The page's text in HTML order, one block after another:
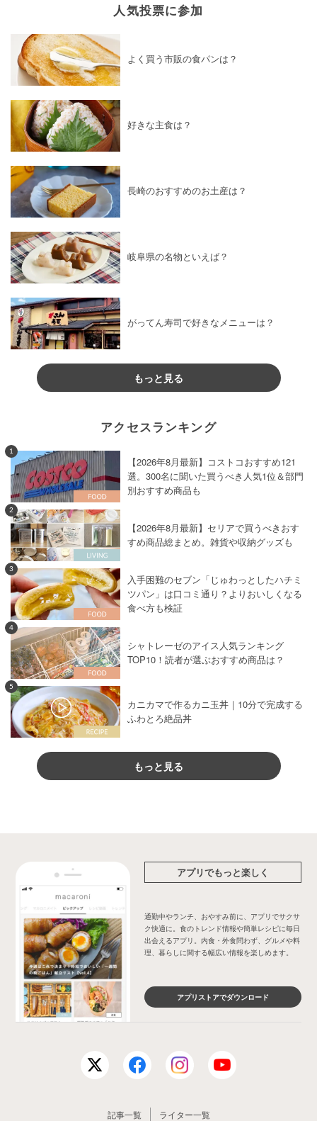
人気投票に参加
よく買う市販の食パンは？
好きな主食は？
長崎のおすすめのお土産は？
岐阜県の名物といえば？
がってん寿司で好きなメニューは？
もっと見る
アクセスランキング
1
【2026年8月最新】コストコおすすめ121
選。300名に聞いた買うべき人気1位＆部門
別おすすめ商品も
2
【2026年8月最新】セリアで買うべきおす
すめ商品総まとめ。雑貨や収納グッズも
3
入手困難のセブン「じゅわっとしたハチミ
ツパン」は口コミ通り？よりおいしくなる
食べ方も検証
4
シャトレーゼのアイス人気ランキング
TOP10！読者が選ぶおすすめ商品は？
5
カニカマで作るカニ玉丼｜10分で完成する
ふわとろ絶品丼
もっと見る
アプリでもっと楽しく
通勤中やランチ、おやすみ前に、アプリでサクサ
ク快適に。食のトレンド情報や簡単レシピに毎日
出会えるアプリ。内食・外食問わず、グルメや料
理、暮らしに関する幅広い情報を楽しめます。
アプリストアでダウンロード
記事一覧 ライター一覧